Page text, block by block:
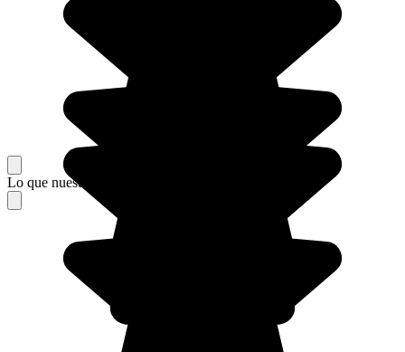
Lo que nuestros viajeros piensan de su estancia